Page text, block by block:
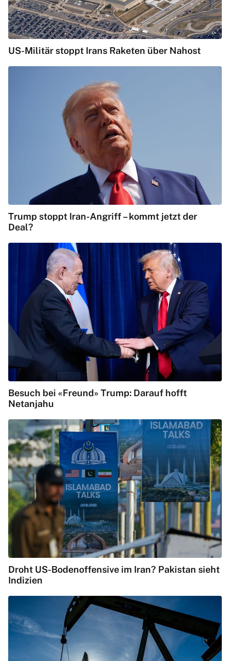
US-Militär stoppt Irans Raketen über Nahost
Trump stoppt Iran-Angriff – kommt jetzt der
Deal?
Besuch bei «Freund» Trump: Darauf hofft
Netanjahu
Droht US-Bodenoffensive im Iran? Pakistan sieht
Indizien